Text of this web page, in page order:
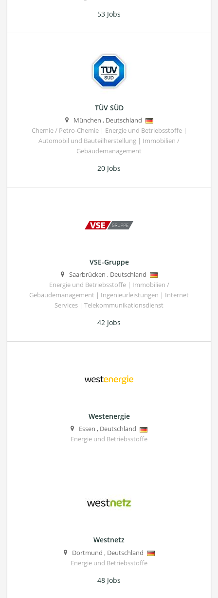
53 Jobs
TÜV SÜD
München , Deutschland
Chemie / Petro-Chemie | Energie und Betriebsstoffe |
Automobil und Bauteilherstellung | Immobilien /
Gebäudemanagement
20 Jobs
VSE-Gruppe
Saarbrücken , Deutschland
Energie und Betriebsstoffe | Immobilien /
Gebäudemanagement | Ingenieurleistungen | Internet
Services | Telekommunikationsdienst
42 Jobs
Westenergie
Essen , Deutschland
Energie und Betriebsstoffe
Westnetz
Dortmund , Deutschland
Energie und Betriebsstoffe
48 Jobs